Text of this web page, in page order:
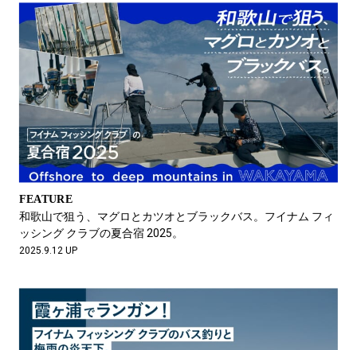
FEATURE
和歌山で狙う、マグロとカツオとブラックバス。フイナム フィ
ッシング クラブの夏合宿 2025。
2025.9.12 UP